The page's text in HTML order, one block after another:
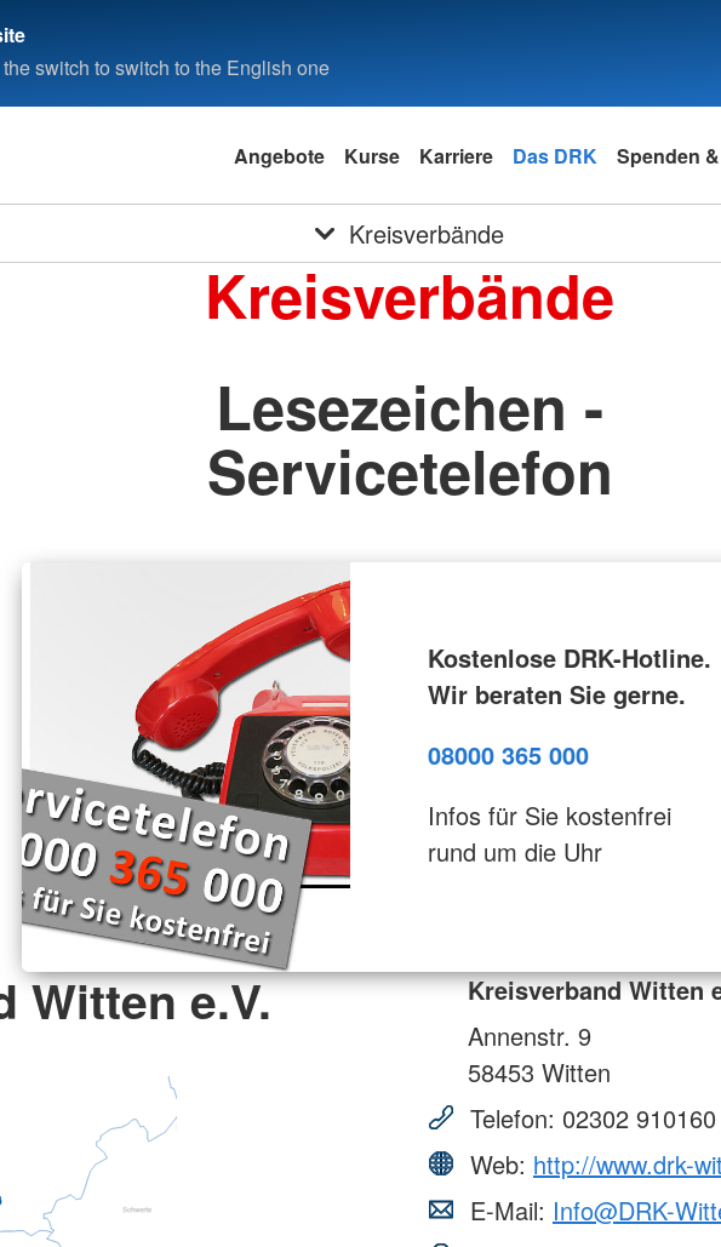
switch to switch to the English one
Angebote Kurse Karriere Das DRK Spenden
Kreisverbände
Kreisverbände
Lesezeichen -
Servicetelefon
Kostenlose DRK-Hotline.
Wir beraten Sie gerne.
08000 365 000
Infos für Sie kostenfrei
rund um die Uhr
Witten e.V.
Kreisverband Witten
Annenstr. 9
58453 Witten
Telefon: 02302 910160
Web: http://www.drk-
E-Mail: Info@DRK-